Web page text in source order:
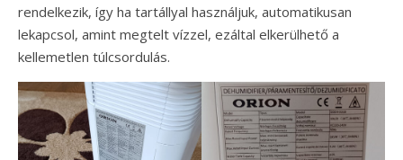
rendelkezik, így ha tartállyal használjuk, automatikusan
lekapcsol, amint megtelt vízzel, ezáltal elkerülhető a
kellemetlen túlcsordulás.